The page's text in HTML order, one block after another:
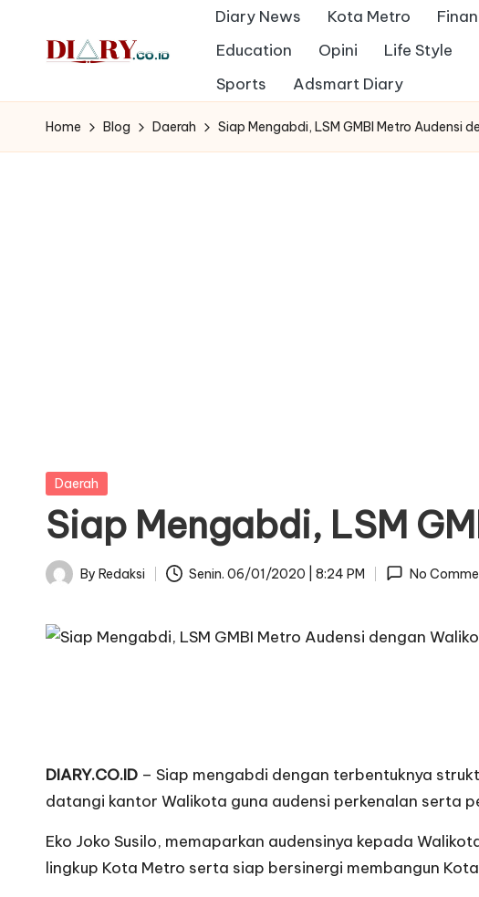
contentD
i
Diary News Kota Metro
Education
Opini Life Style
Sports
Adsmart Diary
Home Blog Daerah Siap Mengabdi, LSM GMBI Metro Audensi
Posted
Daerah
Siap Mengabdi, LSM
Posted
By Redaksi Senin. 06/01/2020 | 8:24 PM No
DIARY.CO.ID – Siap mengabdi dengan terbentuknya
datangi kantor Walikota guna audensi perkenalan serta
Eko Joko Susilo, memaparkan audensinya kepada
lingkup Kota Metro serta siap bersinergi membangun